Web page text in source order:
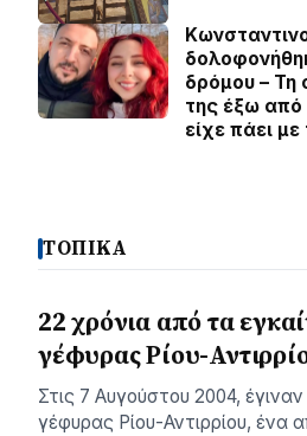
δρόμου –
της έξω
είχε πάει
ΤΟΠΙΚΑ
22 χρόνια από τα
γέφυρας Ρίου-
Στις 7 Αυγούστου 2004,
γέφυρας Ρίου-Αντιρρίου, ένα